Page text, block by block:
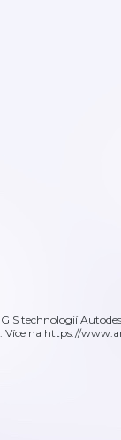
technologií
Více na https://